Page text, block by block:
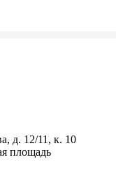
д. 12/11, к. 10
площадь